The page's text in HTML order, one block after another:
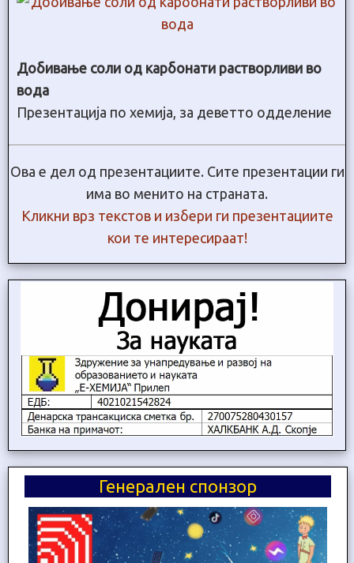
Добивање соли од карбонати растворливи во
вода
Презентација по хемија, за деветто одделение
Ова е дел од презентациите. Сите презентации ги
има во менито на страната.
Кликни врз текстов и избери ги презентациите
кои те интересираат!
Генерален спонзор